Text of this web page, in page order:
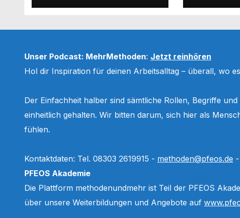
Unser Podcast: MehrMethoden: Jetzt reinhören
Hol dir Inspiration für deinen Arbeitsalltag – überall, wo
Der Einfachheit halber sind sämtliche Rollen, Begriffe
einheitlich gehalten. Wir bitten darum, sich hier als
fühlen.
Kontaktdaten: Tel. 08303 2619915 - methoden@pfeos.de -
PFEOS Akademie
Die Plattform methodenundmehr ist Teil der PFEOS
über unsere Weiterbildungen und Angebote auf